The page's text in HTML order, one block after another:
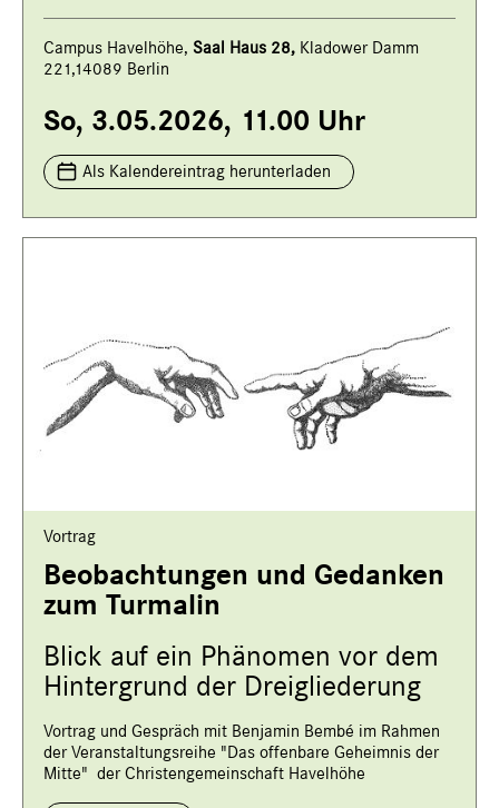
Campus Havelhöhe, Saal Haus 28, Kladower Damm
221,14089 Berlin
So, 3.05.2026, 11.00 Uhr
Als Kalendereintrag herunterladen
Vortrag
Beobachtungen und Gedanken
zum Turmalin
Blick auf ein Phänomen vor dem
Hintergrund der Dreigliederung
Vortrag und Gespräch mit Benjamin Bembé im Rahmen
der Veranstaltungsreihe "Das offenbare Geheimnis der
Mitte" der Christengemeinschaft Havelhöhe